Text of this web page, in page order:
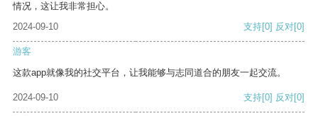
情况，这让我非常担心。
2024-09-10
支持[0] 反对[0]
游客
这款app就像我的社交平台，让我能够与志同道合的朋友一起交流。
2024-09-10 支持[0] 反对[0]